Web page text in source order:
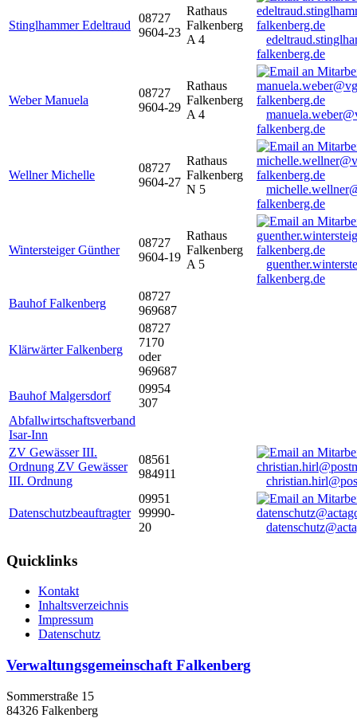
Stinglhammer Edeltraud
08727
9604-23
Rathaus
Falkenberg
A 4
falkenberg.de
Weber Manuela
08727
9604-29
Rathaus
Falkenberg
A 4
falkenberg.de
Wellner Michelle
08727
9604-27
Rathaus
Falkenberg
N 5
falkenberg.de
Wintersteiger Günther
08727
9604-19
Rathaus
Falkenberg
A 5
falkenberg.de
Bauhof Falkenberg
08727
969687
Klärwärter Falkenberg
08727
7170
oder
969687
Bauhof Malgersdorf
09954
307
Abfallwirtschaftsverband
Isar-Inn
ZV Gewässer III.
Ordnung ZV Gewässer
III. Ordnung
08561
984911
Datenschutzbeauftragter
09951
99990-
20
Quicklinks
Kontakt
Inhaltsverzeichnis
Impressum
Datenschutz
Verwaltungsgemeinschaft Falkenberg
Sommerstraße 15
84326 Falkenberg